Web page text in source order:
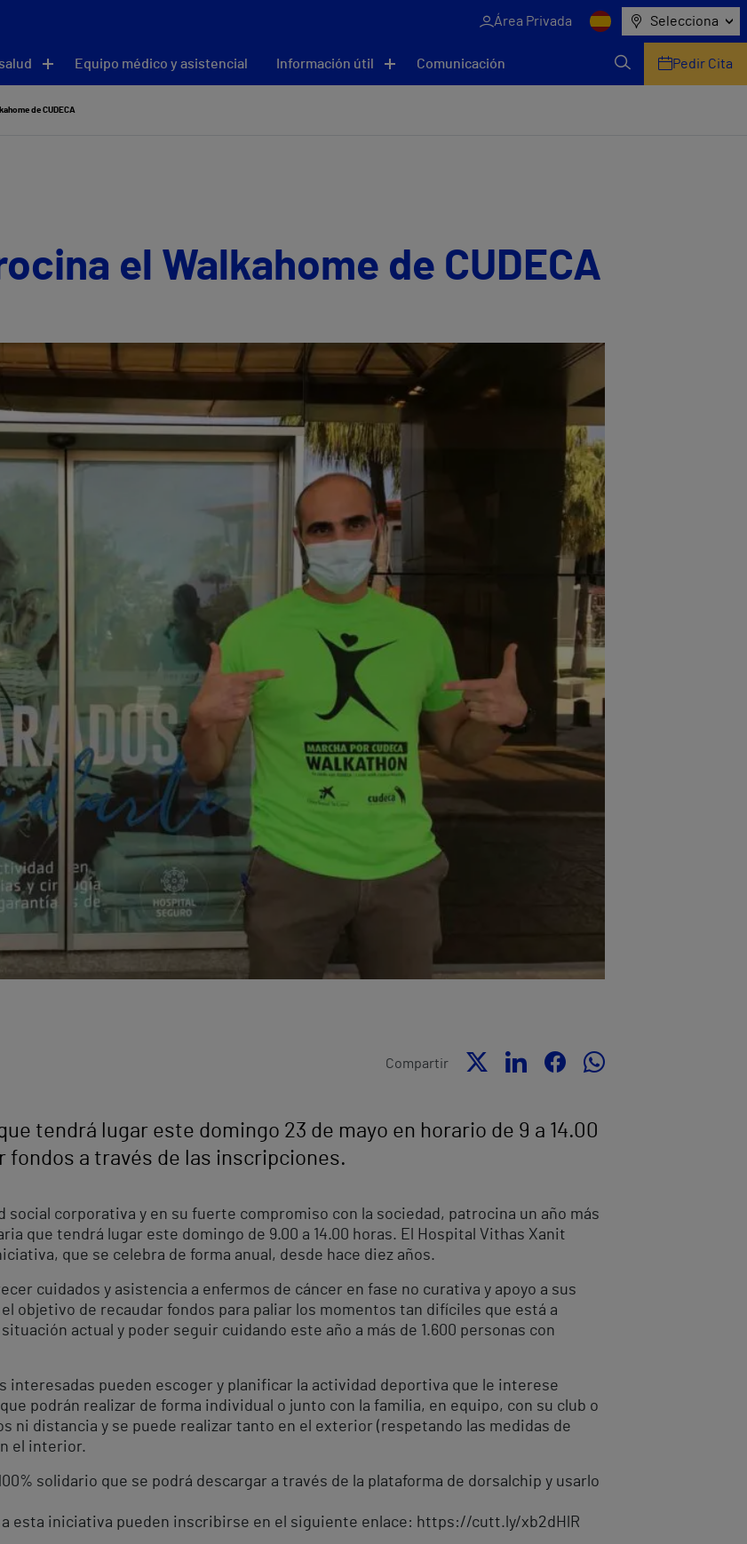
Área Privada Selecciona
Equipo médico y asistencial Información útil Comunicación Pedir Cita
de CUDECA
el Walkahome de CUDECA
Compartir
tendrá lugar este domingo 23 de mayo en horario de 9 a 14.00
fondos a través de las inscripciones.
social corporativa y en su fuerte compromiso con la sociedad, patrocina un año más
que tendrá lugar este domingo de 9.00 a 14.00 horas. El Hospital Vithas Xanit
que se celebra de forma anual, desde hace diez años.
cuidados y asistencia a enfermos de cáncer en fase no curativa y apoyo a sus
objetivo de recaudar fondos para paliar los momentos tan difíciles que está a
actual y poder seguir cuidando este año a más de 1.600 personas con
interesadas pueden escoger y planificar la actividad deportiva que le interese
podrán realizar de forma individual o junto con la familia, en equipo, con su club o
ni distancia y se puede realizar tanto en el exterior (respetando las medidas de
el interior.
solidario que se podrá descargar a través de la plataforma de dorsalchip y usarlo
esta iniciativa pueden inscribirse en el siguiente enlace: https://cutt.ly/xb2dHlR